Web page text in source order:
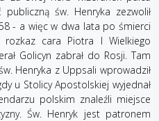
św. Henryka zezwolił
- a więc w dwa lata po śmierci
cara Piotra I Wielkiego
Golicyn zabrał do Rosji. Tam
Henryka z Uppsali wprowadził
u Stolicy Apostolskiej wyjednał
polskim znaleźli miejsce
Św. Henryk jest patronem